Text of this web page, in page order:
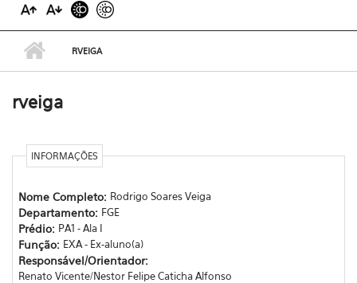
RVEIGA
rveiga
INFORMAÇÕES
Nome Completo: Rodrigo Soares Veiga
Departamento: FGE
Prédio: PA1 - Ala I
Função: EXA - Ex-aluno(a)
Responsável/Orientador:
Renato Vicente/Nestor Felipe Caticha Alfonso